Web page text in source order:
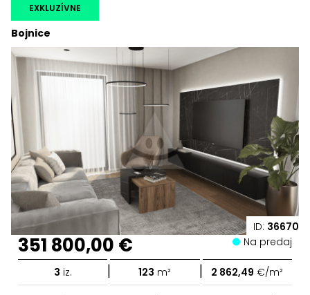
ID: 36670
Bojnice
EXKLUZÍVNE
351 800,00 € Na predaj
3 iz. | 123 m² | 2 862,49 €/m²